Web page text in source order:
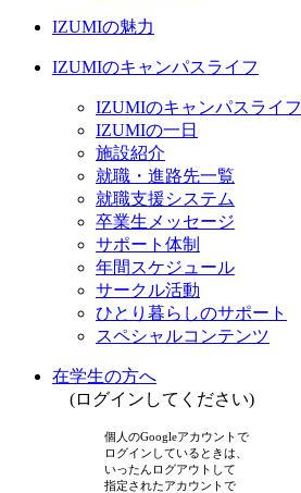
IZUMIの魅力
IZUMIのキャンパスライフ
IZUMIのキャンパスライフ
IZUMIの一日
施設紹介
就職・進路先一覧
就職支援システム
卒業生メッセージ
サポート体制
年間スケジュール
サークル活動
ひとり暮らしのサポート
スペシャルコンテンツ
在学生の方へ
(ログインしてください)
個人のGoogleアカウントで
ログインしているときは、
いったんログアウトして
指定されたアカウントで